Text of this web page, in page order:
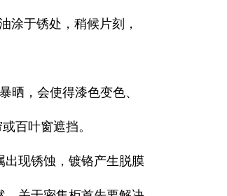
涂于锈处，稍候片刻，
晒，会使得漆色变色、
百叶窗遮挡。
现锈蚀，镀铬产生脱膜